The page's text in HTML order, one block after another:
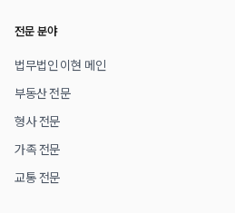
전문 분야
법무법인 이현 메인
부동산 전문
형사 전문
가족 전문
교통 전문